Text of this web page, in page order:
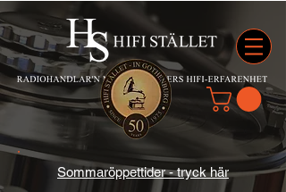
Sommaröppettider - tryck här